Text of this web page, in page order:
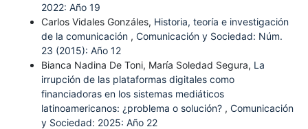
2022: Año 19
Carlos Vidales Gonzáles, Historia, teoría e investigación
de la comunicación , Comunicación y Sociedad: Núm.
23 (2015): Año 12
Bianca Nadina De Toni, María Soledad Segura, La
irrupción de las plataformas digitales como
financiadoras en los sistemas mediáticos
latinoamericanos: ¿problema o solución? , Comunicación
y Sociedad: 2025: Año 22